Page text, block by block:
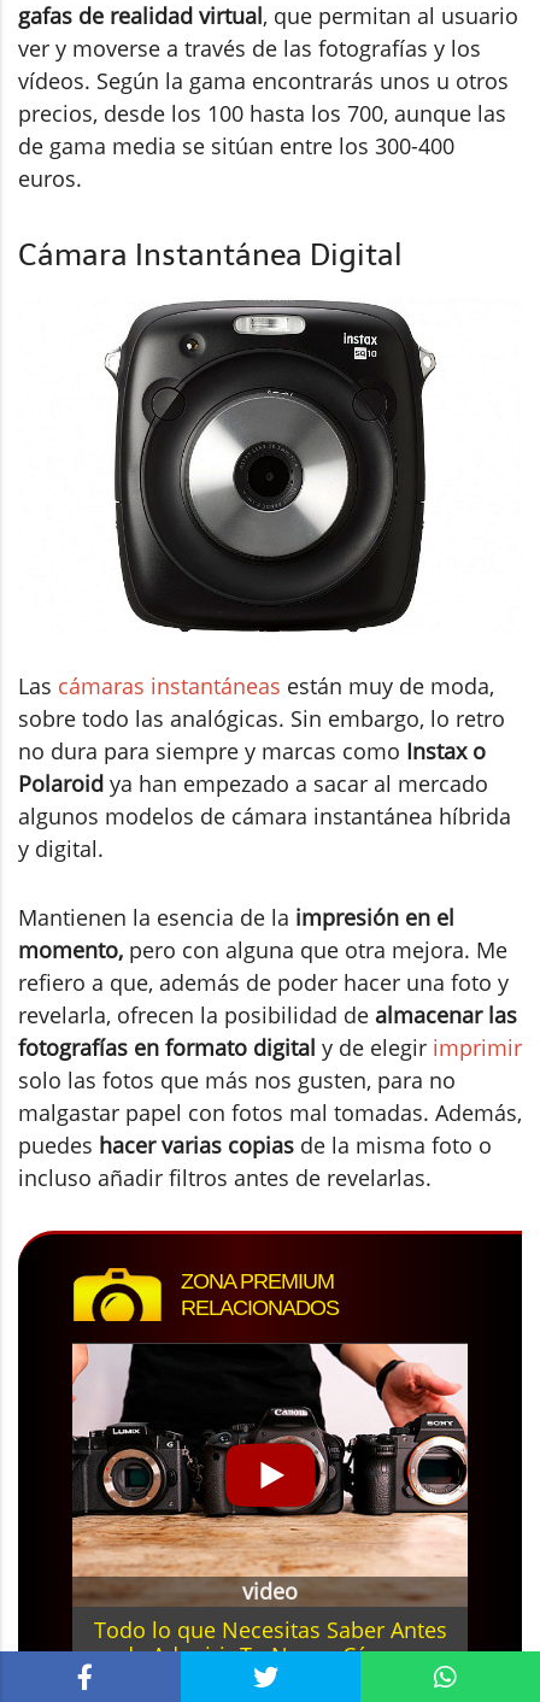
gafas de realidad virtual, que permitan al usuario
ver y moverse a través de las fotografías y los
vídeos. Según la gama encontrarás unos u otros
precios, desde los 100 hasta los 700, aunque las
de gama media se sitúan entre los 300-400
euros.
Cámara Instantánea Digital
Las cámaras instantáneas están muy de moda,
sobre todo las analógicas. Sin embargo, lo retro
no dura para siempre y marcas como Instax o
Polaroid ya han empezado a sacar al mercado
algunos modelos de cámara instantánea híbrida
y digital.
Mantienen la esencia de la impresión en el
momento, pero con alguna que otra mejora. Me
refiero a que, además de poder hacer una foto y
revelarla, ofrecen la posibilidad de almacenar las
fotografías en formato digital y de elegir imprimir
solo las fotos que más nos gusten, para no
malgastar papel con fotos mal tomadas. Además,
puedes hacer varias copias de la misma foto o
incluso añadir filtros antes de revelarlas.
ZONA PREMIUM
RELACIONADOS
video
Todo lo que Necesitas Saber Antes
de Adquirir Tu Nueva Cámara